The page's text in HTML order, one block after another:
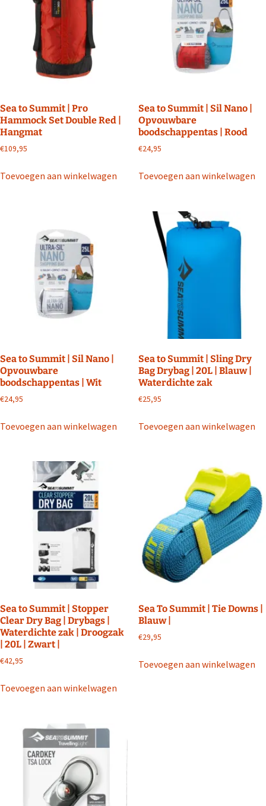
Sea to Summit | Pro
Hammock Set Double Red |
Hangmat
€109,95
Toevoegen aan winkelwagen
Sea to Summit | Sil Nano |
Opvouwbare
boodschappentas | Rood
€24,95
Toevoegen aan winkelwagen
Sea to Summit | Sil Nano |
Opvouwbare
boodschappentas | Wit
€24,95
Toevoegen aan winkelwagen
Sea to Summit | Sling Dry
Bag Drybag | 20L | Blauw |
Waterdichte zak
€25,95
Toevoegen aan winkelwagen
Sea to Summit | Stopper
Clear Dry Bag | Drybags |
Waterdichte zak | Droogzak
| 20L | Zwart |
€42,95
Toevoegen aan winkelwagen
Sea To Summit | Tie Downs |
Blauw |
€29,95
Toevoegen aan winkelwagen